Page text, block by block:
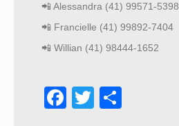
📲 Alessandra (41) 99571-5398
📲 Francielle (41) 99892-7404
📲 Willian (41) 98444-1652
Facebook
Twitter